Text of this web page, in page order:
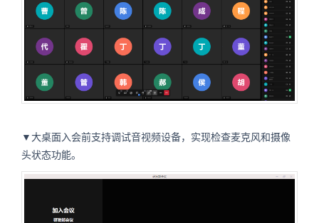
▼大桌面入会前支持调试音视频设备，实现检查麦克风和摄像
头状态功能。